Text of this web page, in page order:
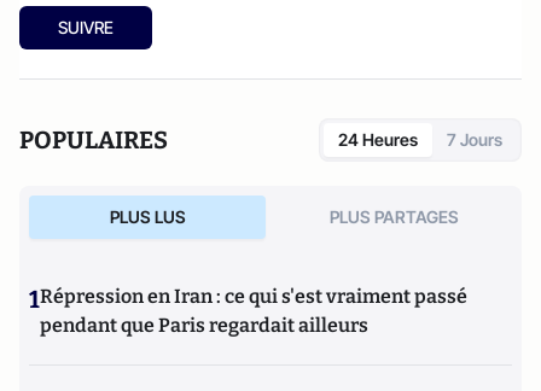
SUIVRE
POPULAIRES 24 Heures 7 Jours
PLUS LUS PLUS PARTAGES
1Répression en Iran : ce qui s'est vraiment passé
pendant que Paris regardait ailleurs